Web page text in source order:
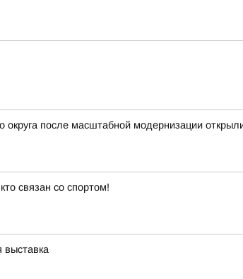
округа после масштабной модернизации
связан со спортом!
выставка